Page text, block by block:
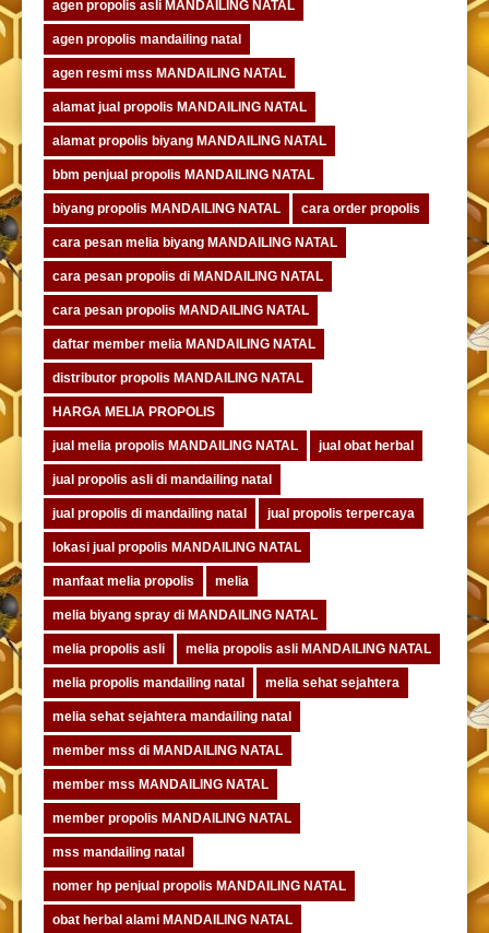
agen propolis asli MANDAILING NATAL
agen propolis mandailing natal
agen resmi mss MANDAILING NATAL
alamat jual propolis MANDAILING NATAL
alamat propolis biyang MANDAILING NATAL
bbm penjual propolis MANDAILING NATAL
biyang propolis MANDAILING NATAL cara order propolis
cara pesan melia biyang MANDAILING NATAL
cara pesan propolis di MANDAILING NATAL
cara pesan propolis MANDAILING NATAL
daftar member melia MANDAILING NATAL
distributor propolis MANDAILING NATAL
HARGA MELIA PROPOLIS
jual melia propolis MANDAILING NATAL jual obat herbal
jual propolis asli di mandailing natal
jual propolis di mandailing natal jual propolis terpercaya
lokasi jual propolis MANDAILING NATAL
manfaat melia propolis melia
melia biyang spray di MANDAILING NATAL
melia propolis asli melia propolis asli MANDAILING NATAL
melia propolis mandailing natal melia sehat sejahtera
melia sehat sejahtera mandailing natal
member mss di MANDAILING NATAL
member mss MANDAILING NATAL
member propolis MANDAILING NATAL
mss mandailing natal
nomer hp penjual propolis MANDAILING NATAL
obat herbal alami MANDAILING NATAL